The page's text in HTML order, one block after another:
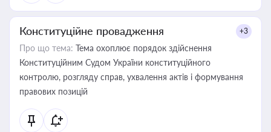
Конституційне провадження +3
Про що тема: Тема охоплює порядок здійснення
Конституційним Судом України конституційного
контролю, розгляду справ, ухвалення актів і формування
правових позицій